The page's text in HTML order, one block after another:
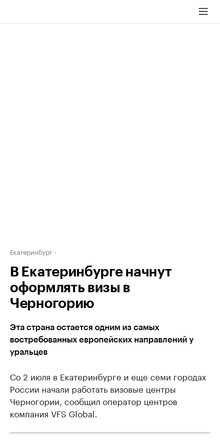
Екатеринбург
В Екатеринбурге начнут
оформлять визы в
Черногорию
Эта страна остается одним из самых
востребованных европейских направлений у
уральцев
Со 2 июля в Екатеринбурге и еще семи городах
России начали работать визовые центры
Черногории, сообщил оператор центров
компания VFS Global.